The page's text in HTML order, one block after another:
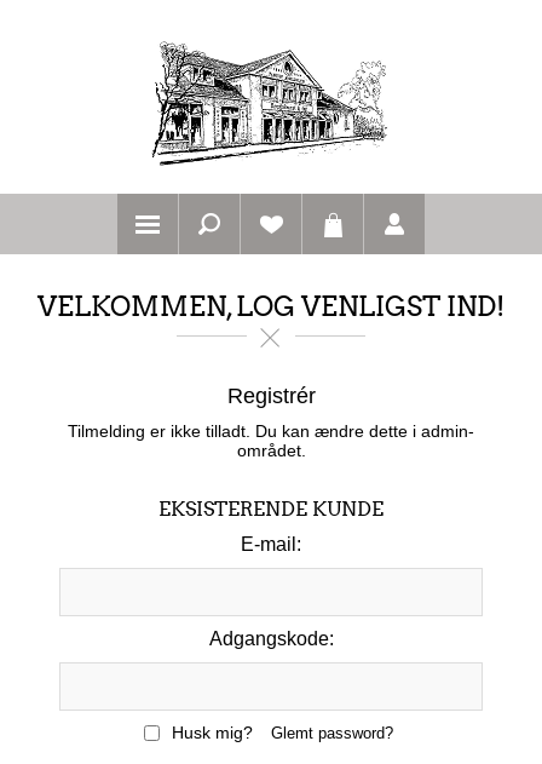
VELKOMMEN, LOG VENLIGST IND!
Registrér
Tilmelding er ikke tilladt. Du kan ændre dette i admin-
området.
EKSISTERENDE KUNDE
E-mail:
Adgangskode:
Husk mig? Glemt password?